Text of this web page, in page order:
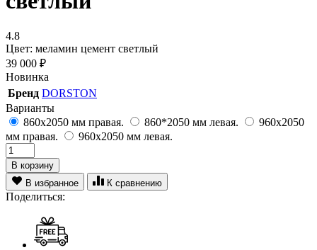
4.8
Цвет: меламин цемент светлый
39 000 ₽
Новинка
Бренд DORSTON
Варианты
860х2050 мм правая.
860*2050 мм левая.
960х2050
мм правая.
960х2050 мм левая.
В корзину
В избранное
К сравнению
Поделиться: